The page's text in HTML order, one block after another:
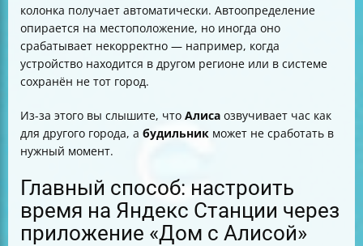
колонка получает автоматически. Автоопределение
опирается на местоположение, но иногда оно
срабатывает некорректно — например, когда
устройство находится в другом регионе или в системе
сохранён не тот город.
Из-за этого вы слышите, что Алиса озвучивает час как
для другого города, а будильник может не сработать в
нужный момент.
Главный способ: настроить
время на Яндекс Станции через
приложение «Дом с Алисой»